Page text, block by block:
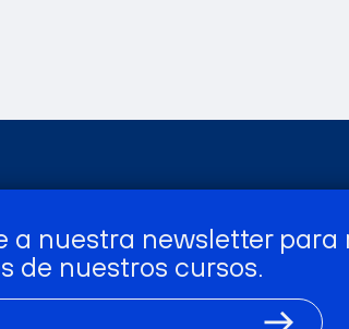
a nuestra newsletter para
de nuestros cursos.